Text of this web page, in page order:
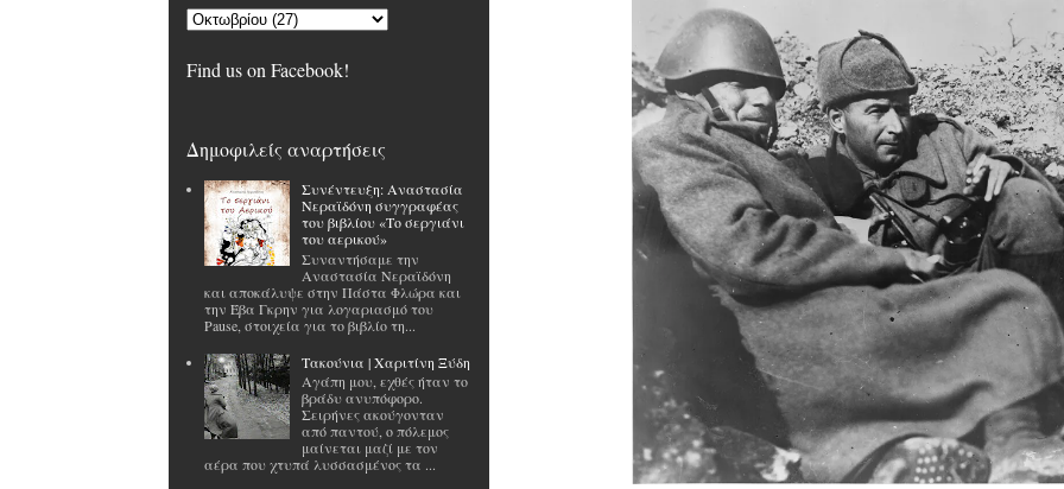
Find us on Facebook!
Δημοφιλείς αναρτήσεις
Συνέντευξη: Αναστασία
Νεραϊδόνη συγγραφέας
του βιβλίου «Το σεργιάνι
του αερικού»
Συναντήσαμε την
Αναστασία Νεραϊδόνη
και αποκάλυψε στην Πάστα Φλώρα και
την Έβα Γκρην για λογαριασμό του
Pause, στοιχεία για το βιβλίο τη...
Tακούνια | Χαριτίνη Ξύδη
Αγάπη μου, εχθές ήταν το
βράδυ ανυπόφορο.
Σειρήνες ακούγονταν
από παντού, ο πόλεμος
μαίνεται μαζί με τον
αέρα που χτυπά λυσσασμένος τα ...